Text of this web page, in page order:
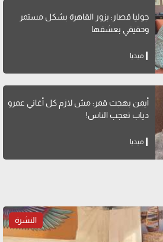
جوليا قصار: بزور القاهرة بشكل مستمر
وحقيقي بعشقها
ميديا
أيمن بهجت قمر: مش لازم كل أغاني عمرو
دياب تعجب الناس!
ميديا
النشرة